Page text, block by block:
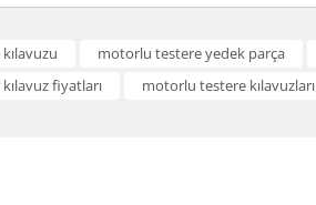
ederiz.
motorlu testere yedek parça
fiyatları
motorlu testere kılavuzları